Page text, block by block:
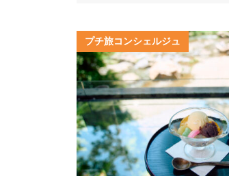
プチ旅コンシェルジュ